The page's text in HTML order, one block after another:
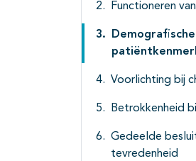
Functioneren
Voorlichting bij
Betrokkenheid
Gedeelde
tevredenheid